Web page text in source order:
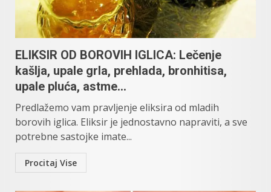
ELIKSIR OD BOROVIH IGLICA: Lečenje
kašlja, upale grla, prehlada, bronhitisa,
upale pluća, astme…
Predlažemo vam pravljenje eliksira od mladih
borovih iglica. Eliksir je jednostavno napraviti, a sve
potrebne sastojke imate...
Procitaj Vise